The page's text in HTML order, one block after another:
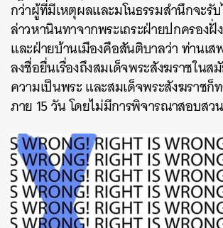
กว่าผู้ที่มีเหตุผลและมโนธรรมสำนึกจะรั
ล่าวหานินทาจากพระเถระฝ่ายปกครอง
และฝ่ายบ้านเมืองคือสันติบาลว่า ท่านเส
ลงชื่อยื่นเรื่องถึงสมเด็จพระสังฆราชใน
ความเป็นพระ และสมเด็จพระสังฆราชก็
ภาย 15 วัน โดยไม่มีการพิจารณาสอบสว